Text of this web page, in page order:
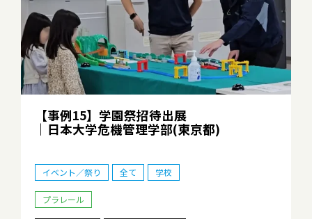
【事例15】学園祭招待出展
｜日本大学危機管理学部(東京都)
イベント／祭り 全て 学校
プラレール